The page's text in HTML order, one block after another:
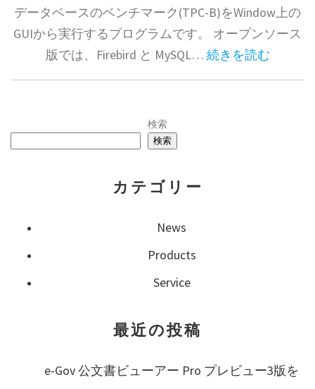
データベースのベンチマーク(TPC-B)をWindow上の
GUIから実行するプログラムです。 オープンソース
版では、Firebird と MySQL… 続きを読む
検索
検索
カテゴリー
News
Products
Service
最近の投稿
e-Gov 公文書ビューアー Pro プレビュー3版を